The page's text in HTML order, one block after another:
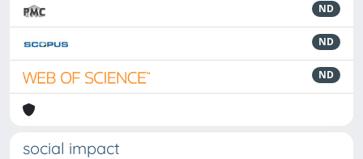
ND
ND
ND
social impact